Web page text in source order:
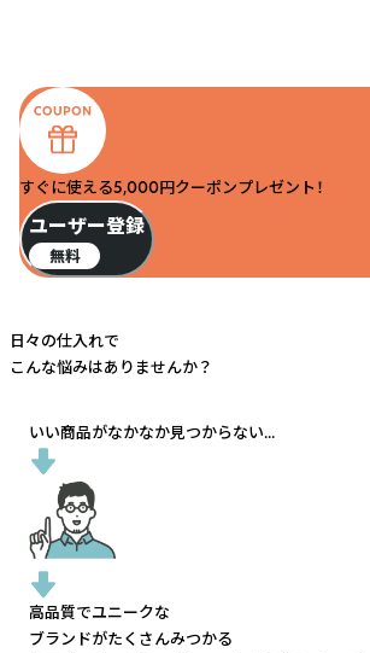
すぐに使える5,000円クーポンプレゼント！
ユーザー登録
無料
日々の仕入れで
こんな悩みはありませんか？
いい商品がなかなか見つからない...
高品質でユニークな
ブランドがたくさんみつかる